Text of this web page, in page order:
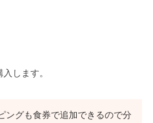
します。
ングも食券で追加できるので分